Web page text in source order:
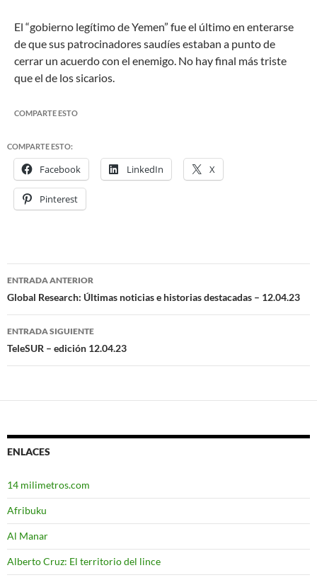
El “gobierno legítimo de Yemen” fue el último en enterarse
de que sus patrocinadores saudíes estaban a punto de
cerrar un acuerdo con el enemigo. No hay final más triste
que el de los sicarios.
COMPARTE ESTO
COMPARTE ESTO:
Facebook LinkedIn X
Pinterest
Navegación
de
entradas
ENTRADA ANTERIOR
Global Research: Últimas noticias e historias destacadas – 12.04.23
ENTRADA SIGUIENTE
TeleSUR – edición 12.04.23
ENLACES
14 milimetros.com
Afribuku
Al Manar
Alberto Cruz: El territorio del lince